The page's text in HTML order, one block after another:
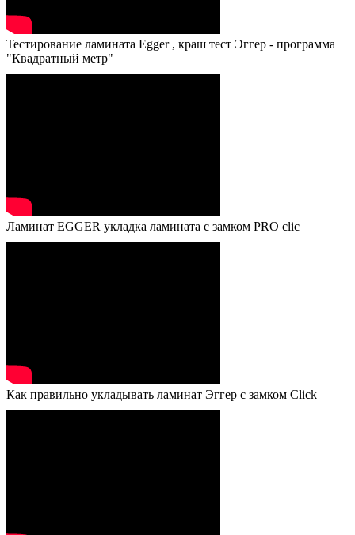
Тестирование ламината Egger , краш тест Эггер - программа
"Квадратный метр"
Ламинат EGGER укладка ламината с замком PRO clic
Как правильно укладывать ламинат Эггер с замком Click